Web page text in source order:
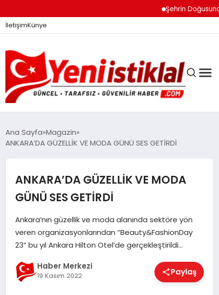
Şehrin Doğusundan
İletişimKünye
GÜNDEM
DÜNYA
EĞITIM
EKONOMI
Ana Sayfa Magazin
ANKARA’DA GÜZELLİK VE MODA GÜNÜ SES GETİRDİ
ANKARA’DA GÜZELLİK VE MODA
GÜNÜ SES GETİRDİ
Ankara’nın güzellik ve moda alanında sektöre yön
veren organizasyonlarından “Beauty&FashionDay
23” bu yıl Ankara Hilton Otel’de gerçekleştirildi…
Haber Merkezi
19 Kasım 2022 Paylaş